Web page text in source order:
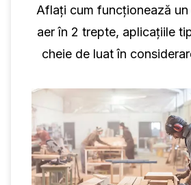
Aflați cum funcționează
aer în 2 trepte, aplicațiile
cheie de luat în
trepte pentru utilizare